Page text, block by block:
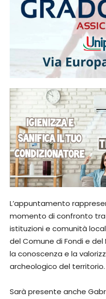
L’appuntamento
momento di confronto tra
istituzioni e comunità
del Comune di Fondi e
la conoscenza e la
archeologico del territorio.
Sarà presente anche